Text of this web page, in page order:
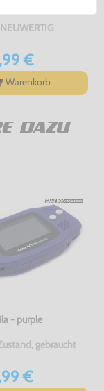
€
Warenkorb
DAZU
- purple
gebraucht
€